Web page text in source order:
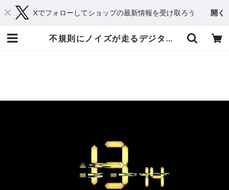
Xでフォローしてショップの最新情報を受け取ろう 開く
不規則にノイズが走るデジタル風カウントダウン 黄色 | てれそ